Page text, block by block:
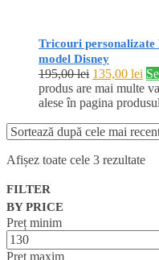
Tricouri personalizate
model Disney
195,00lei 135,00 lei
produs are mai multe
alese în pagina
Afișez toate cele 3 rezultate
FILTER
BY PRICE
Preț minim
Preț maxim